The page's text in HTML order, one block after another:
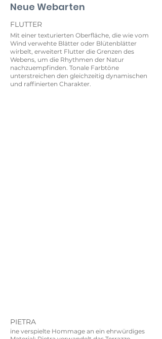
Neue Webarten
FLUTTER
Mit einer texturierten Oberfläche, die wie vom
Wind verwehte Blätter oder Blütenblätter
wirbelt, erweitert Flutter die Grenzen des
Webens, um die Rhythmen der Natur
nachzuempfinden. Tonale Farbtöne
unterstreichen den gleichzeitig dynamischen
und raffinierten Charakter.
PIETRA
ine verspielte Hommage an ein ehrwürdiges